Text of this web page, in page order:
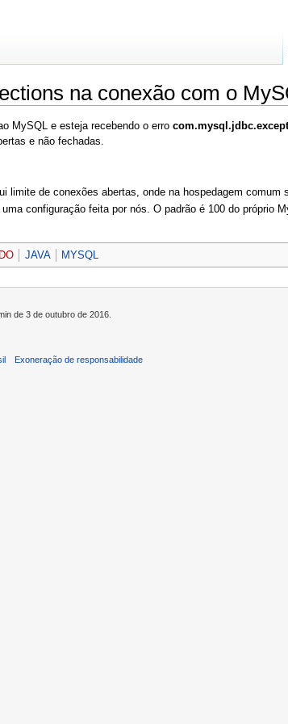
na conexão com o
MySQL e esteja recebendo o erro
e não fechadas.
limite de conexões abertas, onde na hospedagem comum
configuração feita por nós. O padrão é 100 do próprio
JAVA MYSQL
de 3 de outubro de 2016.
Exoneração de responsabilidade